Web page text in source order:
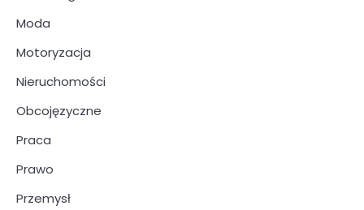
Moda
Motoryzacja
Nieruchomości
Obcojęzyczne
Praca
Prawo
Przemysł